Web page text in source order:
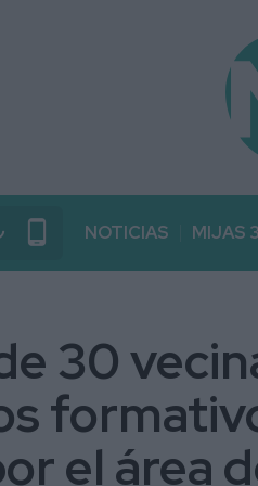
phone_android NOTICIAS MIJAS
30
el área